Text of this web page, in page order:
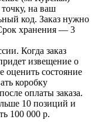
точку, на ваш
код. Заказ нужно
хранения — 3
Когда заказ
извещение о
оценить состояние
коробку
оплаты заказа.
10 позиций и
100 000 р.